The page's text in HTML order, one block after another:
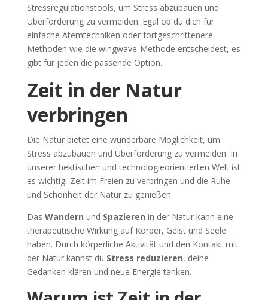
Stressregulationstools, um Stress abzubauen und
Überforderung zu vermeiden. Egal ob du dich für
einfache Atemtechniken oder fortgeschrittenere
Methoden wie die wingwave-Methode entscheidest, es
gibt für jeden die passende Option.
Zeit in der Natur
verbringen
Die Natur bietet eine wunderbare Möglichkeit, um
Stress abzubauen und Überforderung zu vermeiden. In
unserer hektischen und technologieorientierten Welt ist
es wichtig, Zeit im Freien zu verbringen und die Ruhe
und Schönheit der Natur zu genießen.
Das Wandern und Spazieren in der Natur kann eine
therapeutische Wirkung auf Körper, Geist und Seele
haben. Durch körperliche Aktivität und den Kontakt mit
der Natur kannst du Stress reduzieren, deine
Gedanken klären und neue Energie tanken.